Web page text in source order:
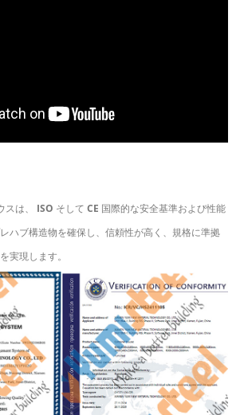
は、 ISO そして CE 国際的な安全基準および性能
ハブ構造物を確保し、信頼性が高く、規格に準拠
実現します。